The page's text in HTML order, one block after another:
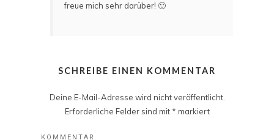
freue mich sehr darüber! 🙂
SCHREIBE EINEN KOMMENTAR
Deine E-Mail-Adresse wird nicht veröffentlicht.
Erforderliche Felder sind mit * markiert
KOMMENTAR